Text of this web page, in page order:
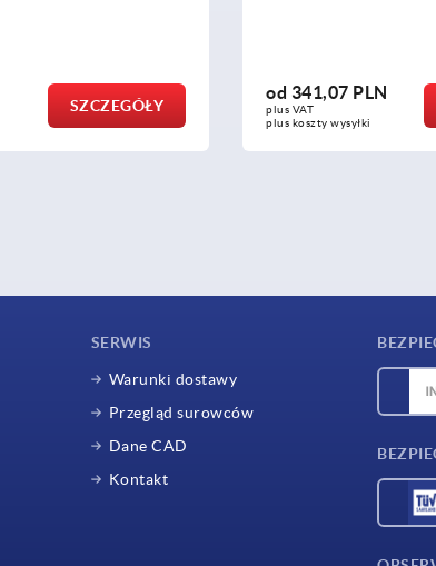
SZCZEGÓŁY
od 341,07 PLN
plus VAT
plus koszty wysyłki
SERWIS
Warunki dostawy
Przegląd surowców
Dane CAD
Kontakt